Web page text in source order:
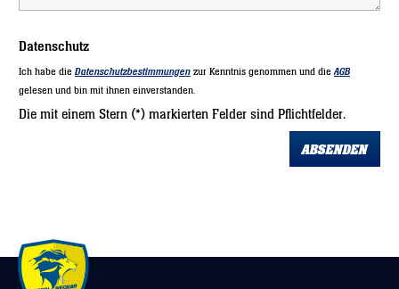
Datenschutz
Ich habe die Datenschutzbestimmungen zur Kenntnis genommen und die AGB
gelesen und bin mit ihnen einverstanden.
Die mit einem Stern (*) markierten Felder sind Pflichtfelder.
ABSENDEN